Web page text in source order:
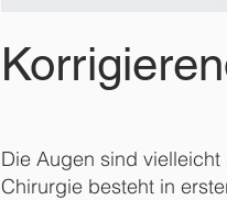
Die Augen sind
Chirurgie besteht in